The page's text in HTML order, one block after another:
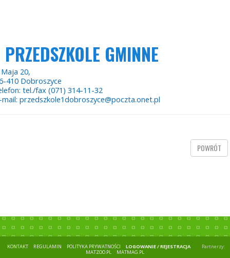
PRZEDSZKOLE GMINNE
20,
410 Dobroszyce
tel./fax (071) 314-11-32
przedszkole1dobroszyce@poczta.onet.pl
POWRÓT
KONTAKT REGULAMIN POLITYKA PRYWATNOŚCI LOGOWANIE / REJESTRACJA
Partnerzy:
MATZOO.PL
MATMAG.PL